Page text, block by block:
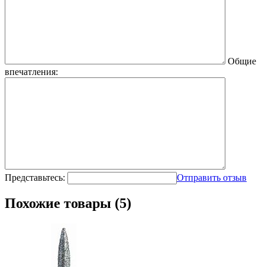
Общие
впечатления:
Представьтесь: Отправить отзыв
Похожие товары (5)